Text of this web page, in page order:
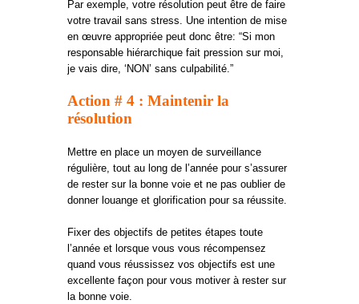
Par exemple, votre résolution peut être de faire
votre travail sans stress. Une intention de mise
en œuvre appropriée peut donc être: “Si mon
responsable hiérarchique fait pression sur moi,
je vais dire, ‘NON’ sans culpabilité.”
Action # 4 : Maintenir la
résolution
Mettre en place un moyen de surveillance
régulière, tout au long de l’année pour s’assurer
de rester sur la bonne voie et ne pas oublier de
donner louange et glorification pour sa réussite.
Fixer des objectifs de petites étapes toute
l’année et lorsque vous vous récompensez
quand vous réussissez vos objectifs est une
excellente façon pour vous motiver à rester sur
la bonne voie.